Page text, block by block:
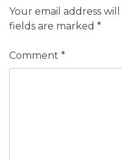
Your email address
fields are marked *
Comment *